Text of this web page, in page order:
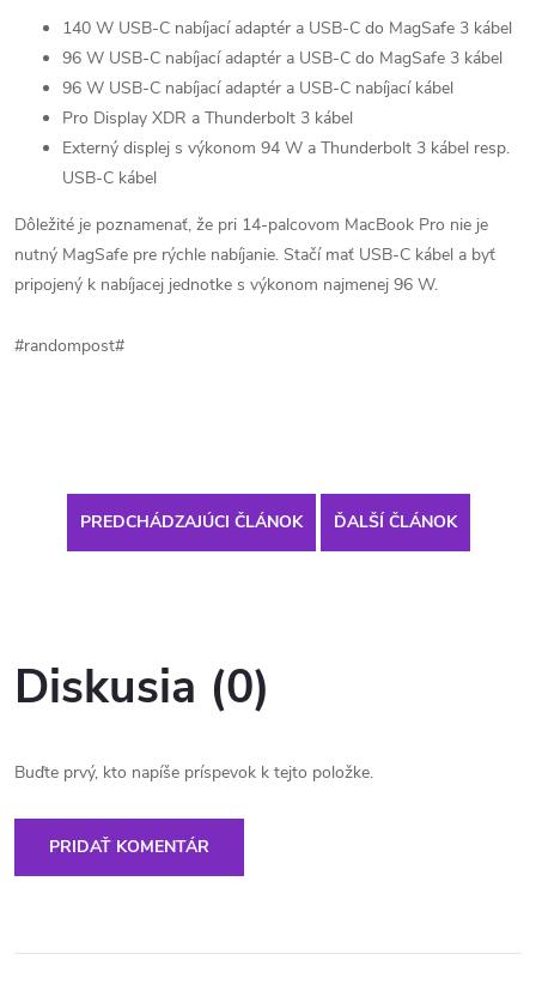
140 W USB-C nabíjací adaptér a USB-C do MagSafe 3 kábel
96 W USB-C nabíjací adaptér a USB-C do MagSafe 3 kábel
96 W USB-C nabíjací adaptér a USB-C nabíjací kábel
Pro Display XDR a Thunderbolt 3 kábel
Externý displej s výkonom 94 W a Thunderbolt 3 kábel resp.
USB-C kábel
Dôležité je poznamenať, že pri 14-palcovom MacBook Pro nie je
nutný MagSafe pre rýchle nabíjanie. Stačí mať USB-C kábel a byť
pripojený k nabíjacej jednotke s výkonom najmenej 96 W.
#randompost#
PREDCHÁDZAJÚCI ČLÁNOK ĎALŠÍ ČLÁNOK
Diskusia (0)
Buďte prvý, kto napíše príspevok k tejto položke.
PRIDAŤ KOMENTÁR